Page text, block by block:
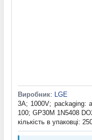
Виробник: LGE
3A; 1000V; packaging:
100; GP30M 1N5408
кількість в упаковці: